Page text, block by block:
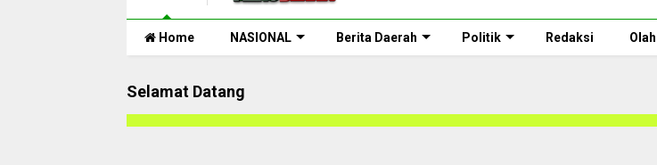
Home NASIONAL Berita Daerah Politik Redaksi
Selamat Datang
Selamat Datang